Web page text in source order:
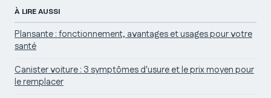
À LIRE AUSSI
Plansante : fonctionnement, avantages et usages pour votre
santé
Canister voiture : 3 symptômes d'usure et le prix moyen pour
le remplacer